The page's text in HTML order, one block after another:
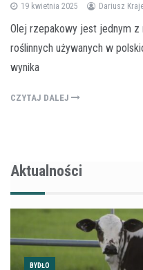
19 kwietnia 2025 Dariusz
Olej rzepakowy jest jednym z
roślinnych używanych w
wynika
CZYTAJ DALEJ
Aktualności
BYDŁO